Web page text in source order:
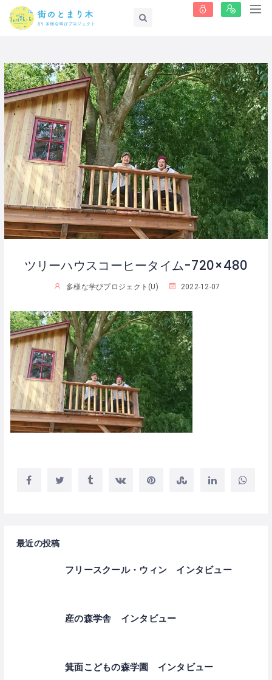
ツリーハウスコーヒータイム-720×480
多様な学びプロジェクト(U) 2022-12-07
最近の投稿
フリースクール・ウィン インタビュー
産の森学舎 インタビュー
箕面こどもの森学園 インタビュー